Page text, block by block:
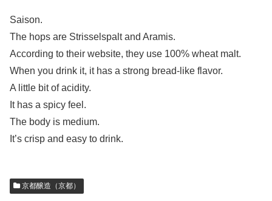
Saison.
The hops are Strisselspalt and Aramis.
According to their website, they use 100% wheat malt.
When you drink it, it has a strong bread-like flavor.
A little bit of acidity.
It has a spicy feel.
The body is medium.
It’s crisp and easy to drink.
京都醸造（京都）